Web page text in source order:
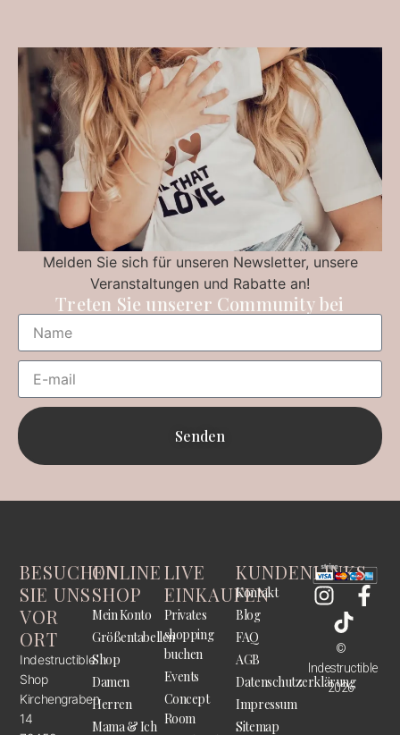
Melden Sie sich für unseren Newsletter, unsere
Veranstaltungen und Rabatte an!
Treten Sie unserer Community bei
Senden
BESUCHEN
SIE UNS
VOR
ORT
Indestructible
Shop
Kirchengraben
14
ONLINE
SHOP
Mein Konto
Größentabellen
Shop
Damen
Herren
Mama & Ich
LIVE
EINKAUFEN
Privates
shopping
buchen
Events
Concept
Room
KUNDENLINKS
Kontakt
Blog
FAQ
AGB
Datenschutzerklärung
Impressum
Sitemap
©
Indestructible
2026